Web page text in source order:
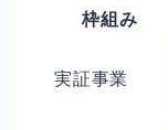
枠組み
実証事業